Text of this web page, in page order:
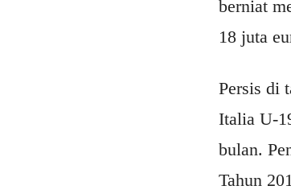
berniat
18 juta
Persis di
Italia U-
bulan.
Tahun